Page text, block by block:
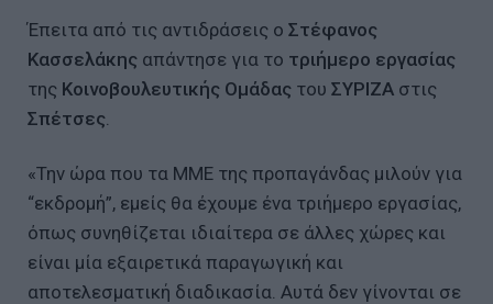
Έπειτα από τις αντιδράσεις ο Στέφανος
Κασσελάκης απάντησε για το τριήμερο εργασίας
της Κοινοβουλευτικής Ομάδας του ΣΥΡΙΖΑ στις
Σπέτσες
«Την ώρα που τα ΜΜΕ της προπαγάνδας μιλούν για
“εκδρομή”, εμείς θα έχουμε ένα τριήμερο εργασίας,
όπως συνηθίζεται ιδιαίτερα σε άλλες χώρες και
είναι μία εξαιρετικά παραγωγική και
αποτελεσματική διαδικασία. Αυτά δεν γίνονται σε